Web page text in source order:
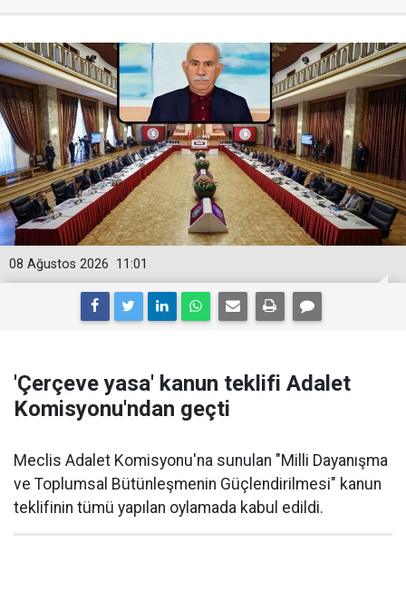
11:01
08 Ağustos 2026
'Çerçeve yasa' kanun teklifi Adalet
Komisyonu'ndan geçti
Meclis Adalet Komisyonu'na sunulan "Milli Dayanışma
ve Toplumsal Bütünleşmenin Güçlendirilmesi" kanun
teklifinin tümü yapılan oylamada kabul edildi.